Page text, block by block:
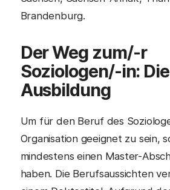
Brandenburg.
Der Weg zum/-r
Soziologen/-in: Die
Ausbildung
Um für den Beruf des
Organisation geeignet zu sein,
mindestens einen Master-
haben. Die Berufsaussichten